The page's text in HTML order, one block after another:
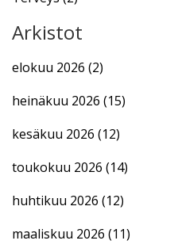
Arkistot
elokuu 2026 (2)
heinäkuu 2026 (15)
kesäkuu 2026 (12)
toukokuu 2026 (14)
huhtikuu 2026 (12)
maaliskuu 2026 (11)